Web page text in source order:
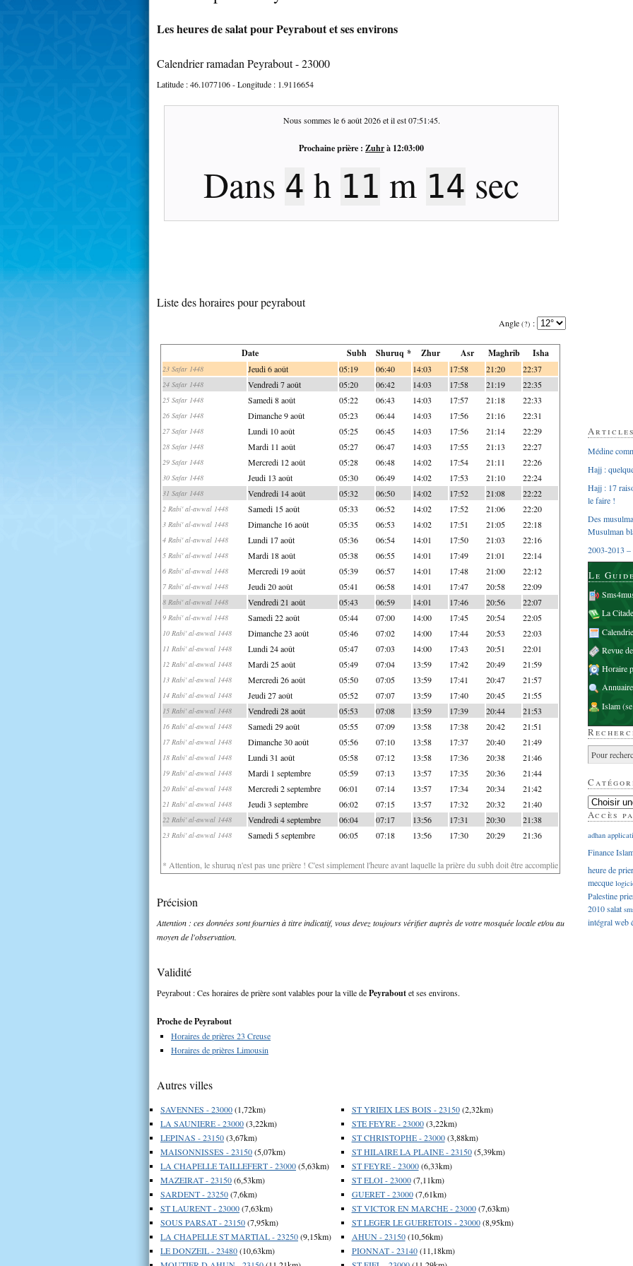
Les heures de salat pour Peyrabout et ses environs
Calendrier ramadan Peyrabout - 23000
Latitude :46.1077106- Longitude : 1.9116654
Nous sommes le6 août 2026et il est07:51:46.
Prochaine prière : Zuhrà 12:03:00
Dans 4 h 11 m 13 sec
Liste des horaires pour peyrabout
Angle (?) :
Date Subh Shuruq * Zhur Asr Maghrib Isha
23 Safar 1448 Jeudi 6 août 05:19 06:40 14:03 17:58 21:20 22:37
24 Safar 1448 Vendredi 7 août 05:20 06:42 14:03 17:58 21:19 22:35
25 Safar 1448 Samedi 8 août 05:22 06:43 14:03 17:57 21:18 22:33
26 Safar 1448 Dimanche 9 août 05:23 06:44 14:03 17:56 21:16 22:31
27 Safar 1448 Lundi 10 août 05:25 06:45 14:03 17:56 21:14 22:29
28 Safar 1448 Mardi 11 août 05:27 06:47 14:03 17:55 21:13 22:27
29 Safar 1448 Mercredi 12 août 05:28 06:48 14:02 17:54 21:11 22:26
30 Safar 1448 Jeudi 13 août 05:30 06:49 14:02 17:53 21:10 22:24
31 Safar 1448 Vendredi 14 août 05:32 06:50 14:02 17:52 21:08 22:22
2 Rabi' al-awwal 1448 Samedi 15 août 05:33 06:52 14:02 17:52 21:06 22:20
3 Rabi' al-awwal 1448 Dimanche 16 août 05:35 06:53 14:02 17:51 21:05 22:18
4 Rabi' al-awwal 1448 Lundi 17 août 05:36 06:54 14:01 17:50 21:03 22:16
5 Rabi' al-awwal 1448 Mardi 18 août 05:38 06:55 14:01 17:49 21:01 22:14
6 Rabi' al-awwal 1448 Mercredi 19 août 05:39 06:57 14:01 17:48 21:00 22:12
7 Rabi' al-awwal 1448 Jeudi 20 août 05:41 06:58 14:01 17:47 20:58 22:09
8 Rabi' al-awwal 1448 Vendredi 21 août 05:43 06:59 14:01 17:46 20:56 22:07
9 Rabi' al-awwal 1448 Samedi 22 août 05:44 07:00 14:00 17:45 20:54 22:05
10 Rabi' al-awwal 1448 Dimanche 23 août 05:46 07:02 14:00 17:44 20:53 22:03
11 Rabi' al-awwal 1448 Lundi 24 août 05:47 07:03 14:00 17:43 20:51 22:01
12 Rabi' al-awwal 1448 Mardi 25 août 05:49 07:04 13:59 17:42 20:49 21:59
13 Rabi' al-awwal 1448 Mercredi 26 août 05:50 07:05 13:59 17:41 20:47 21:57
14 Rabi' al-awwal 1448 Jeudi 27 août 05:52 07:07 13:59 17:40 20:45 21:55
15 Rabi' al-awwal 1448 Vendredi 28 août 05:53 07:08 13:59 17:39 20:44 21:53
16 Rabi' al-awwal 1448 Samedi 29 août 05:55 07:09 13:58 17:38 20:42 21:51
17 Rabi' al-awwal 1448 Dimanche 30 août 05:56 07:10 13:58 17:37 20:40 21:49
18 Rabi' al-awwal 1448 Lundi 31 août 05:58 07:12 13:58 17:36 20:38 21:46
19 Rabi' al-awwal 1448 Mardi 1 septembre 05:59 07:13 13:57 17:35 20:36 21:44
20 Rabi' al-awwal 1448 Mercredi 2 septembre 06:01 07:14 13:57 17:34 20:34 21:42
21 Rabi' al-awwal 1448 Jeudi 3 septembre 06:02 07:15 13:57 17:32 20:32 21:40
22 Rabi' al-awwal 1448 Vendredi 4 septembre 06:04 07:17 13:56 17:31 20:30 21:38
23 Rabi' al-awwal 1448 Samedi 5 septembre 06:05 07:18 13:56 17:30 20:29 21:36
* Attention, le shuruq n'est pas une prière ! C'est simplement l'heure avant laquelle la prière du subh doit être accomplie
Précision
Attention : ces données sont fournies à titre indicatif, vous devez toujours vérifier auprès de votre mosquée locale et/ou au
moyen de l'observation.
Validité
Peyrabout : Ces horaires de prière sont valables pour la ville dePeyraboutet ses environs.
Proche de Peyrabout
Horaires de prières 23 Creuse
Horaires de prières Limousin
Autres villes
SAVENNES - 23000(1,72km)
LA SAUNIERE - 23000(3,22km)
LEPINAS - 23150(3,67km)
MAISONNISSES - 23150(5,07km)
LA CHAPELLE TAILLEFERT - 23000(5,63km)
MAZEIRAT - 23150(6,53km)
SARDENT - 23250(7,6km)
ST LAURENT - 23000(7,63km)
SOUS PARSAT - 23150(7,95km)
LA CHAPELLE ST MARTIAL - 23250(9,15km)
LE DONZEIL - 23480(10,63km)
ST YRIEIX LES BOIS - 23150(2,32km)
STE FEYRE - 23000(3,22km)
ST CHRISTOPHE - 23000(3,88km)
ST HILAIRE LA PLAINE - 23150(5,39km)
ST FEYRE - 23000(6,33km)
ST ELOI - 23000(7,11km)
GUERET - 23000(7,61km)
ST VICTOR EN MARCHE - 23000(7,63km)
ST LEGER LE GUERETOIS - 23000(8,95km)
AHUN - 23150(10,56km)
PIONNAT - 23140(11,18km)
Médine
Hajj :
Hajj : 17
le faire !
Des
Musulman
2003-2013 –
Le
La
Revue
Horaire
Islam
Accès
adhan
Finance
heure de
mecque
Palestine
2010salat
intégralweb